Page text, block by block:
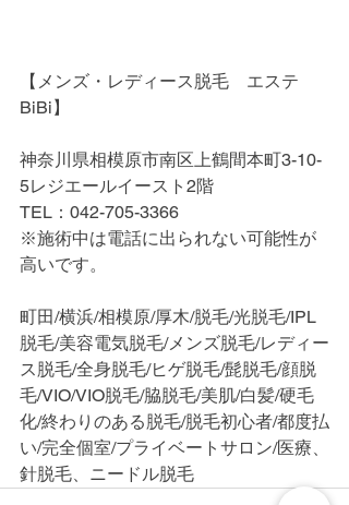
【メンズ・レディース脱毛　エステ
BiBi】
神奈川県相模原市南区上鶴間本町3-10-
5レジエールイースト2階
TEL：042-705-3366
※施術中は電話に出られない可能性が
高いです。
町田/横浜/相模原/厚木/脱毛/光脱毛/IPL
脱毛/美容電気脱毛/メンズ脱毛/レディー
ス脱毛/全身脱毛/ヒゲ脱毛/髭脱毛/顔脱
毛/VIO/VIO脱毛/脇脱毛/美肌/白髪/硬毛
化/終わりのある脱毛/脱毛初心者/都度払
い/完全個室/プライベートサロン/医療、
針脱毛、ニードル脱毛